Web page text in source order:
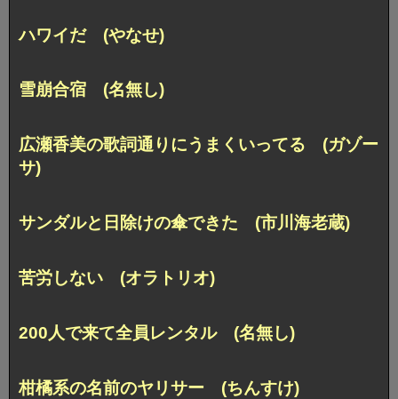
ハワイだ (やなせ)
雪崩合宿 (名無し)
広瀬香美の歌詞通りにうまくいってる (ガゾー
サ)
サンダルと日除けの傘できた (市川海老蔵)
苦労しない (オラトリオ)
200人で来て全員レンタル (名無し)
柑橘系の名前のヤリサー (ちんすけ)